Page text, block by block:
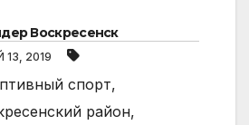
Воскресенск
13, 2019
спорт,
район,